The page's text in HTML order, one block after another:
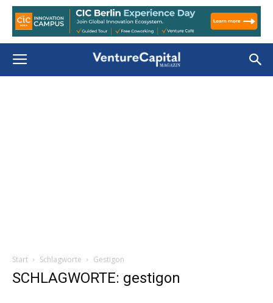
Start Schlagworte Gestigon
SCHLAGWORTE: gestigon